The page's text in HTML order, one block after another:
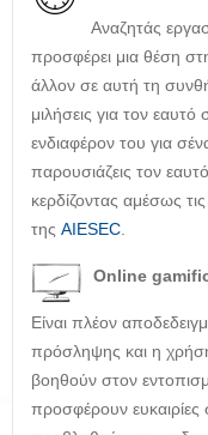
Αναζητάς
προσφέρει μια θέση
άλλον σε αυτή τη
μιλήσεις για τον
ενδιαφέρον του για
παρουσιάζεις τον
κερδίζοντας αμέσως
της AIESEC
Online
Είναι πλέον
πρόσληψης και η
βοηθούν στον
προσφέρουν